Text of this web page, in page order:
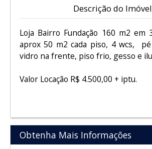
Descrição do Imóvel
Loja Bairro Fundação 160 m2 em
aprox 50 m2 cada piso, 4 wcs,
vidro na frente, piso frio, gesso e
Valor Locação R$ 4.500,00 + iptu.
Obtenha Mais Informações